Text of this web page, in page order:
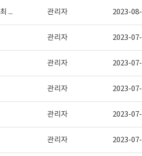
2023년도 3/4분기 성세시온의집 운영위원회 개최 공고 관리자 2023-
관리자 2023-
관리자 2023-
관리자 2023-
관리자 2023-
관리자 2023-